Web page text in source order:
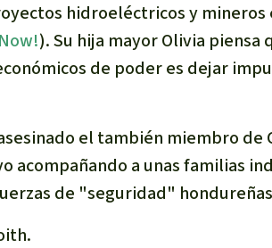
hidroeléctricos y mineros
). Su hija mayor Olivia piensa
de poder es dejar
el también miembro de
acompañando a unas familias
de "seguridad"